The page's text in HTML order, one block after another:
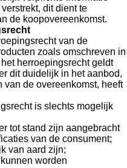
dit dient te
de koopovereenkomst.
van de
zoals omschreven in
herroepingsrecht geldt
dit duidelijk in het aanbod,
de overeenkomst, heeft
is slechts mogelijk
tot stand zijn aangebracht
van de consument;
van aard zijn;
worden